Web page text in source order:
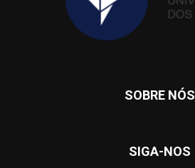
SOBRE NÓS
SIGA-NOS